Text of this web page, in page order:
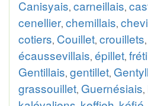
Canisyais, carneillais,
cenellier, chemillais,
cotiers, Couillet, crouillets,
écaussevillais, épillet,
Gentillais, gentillet,
grassouillet, Guernésiais,